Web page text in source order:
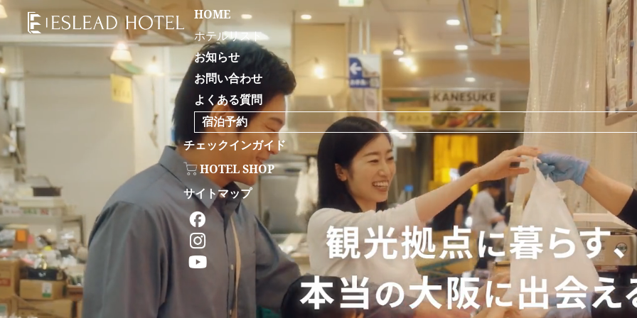
HOME
ホテルリスト
お知らせ
お問い合わせ
よくある質問
宿泊予約
チェックインガイド
HOTEL SHOP
サイトマップ